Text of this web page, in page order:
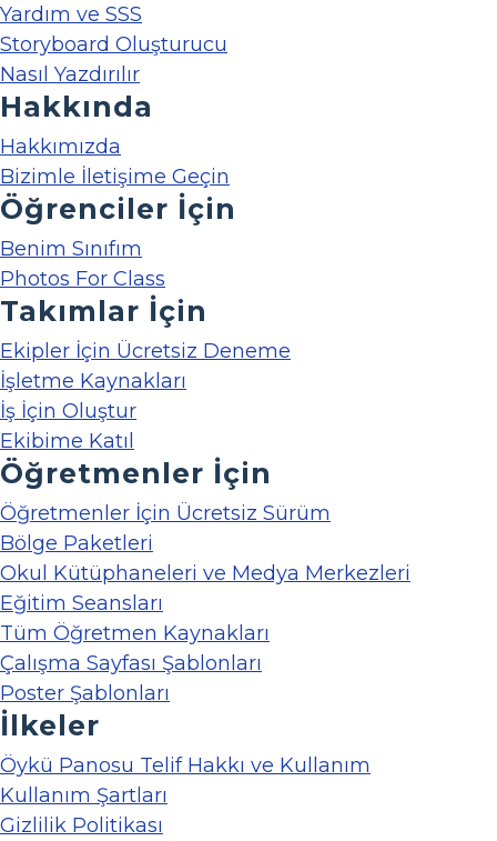
Yardım ve SSS
Storyboard Oluşturucu
Nasıl Yazdırılır
Hakkında
Hakkımızda
Bizimle İletişime Geçin
Öğrenciler İçin
Benim Sınıfım
Photos For Class
Takımlar İçin
Ekipler İçin Ücretsiz Deneme
İşletme Kaynakları
İş İçin Oluştur
Ekibime Katıl
Öğretmenler İçin
Öğretmenler İçin Ücretsiz Sürüm
Bölge Paketleri
Okul Kütüphaneleri ve Medya Merkezleri
Eğitim Seansları
Tüm Öğretmen Kaynakları
Çalışma Sayfası Şablonları
Poster Şablonları
İlkeler
Öykü Panosu Telif Hakkı ve Kullanım
Kullanım Şartları
Gizlilik Politikası